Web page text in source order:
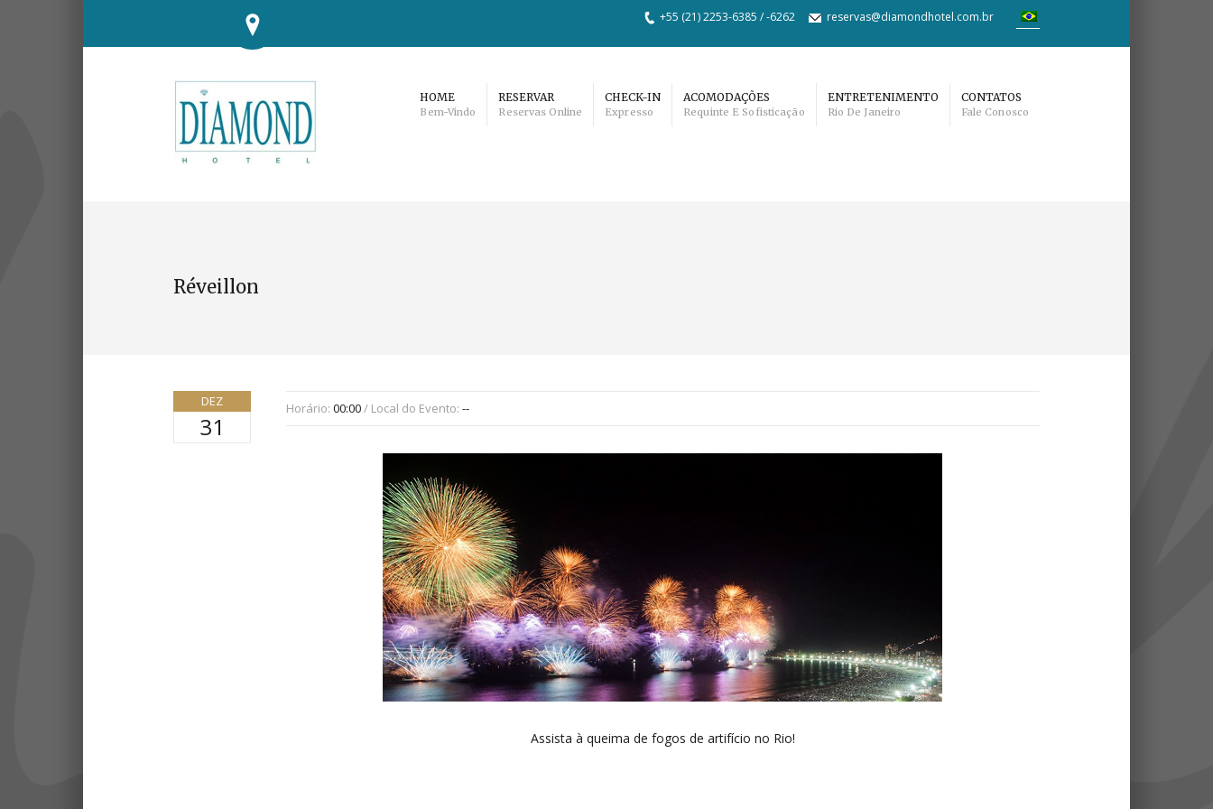
+55 (21) 2253-6385 / -6262 reservas@diamondhotel.com.br
HOME
Bem-Vindo
RESERVAR
Reservas Online
CHECK-IN
Expresso
ACOMODAÇÕES
Requinte E Sofisticação
ENTRETENIMENTO
Rio De Janeiro
CONTATOS
Fale Conosco
Réveillon
DEZ
31
Horário: 00:00/ Local do Evento: --
Assista à queima de fogos de artifício no Rio!